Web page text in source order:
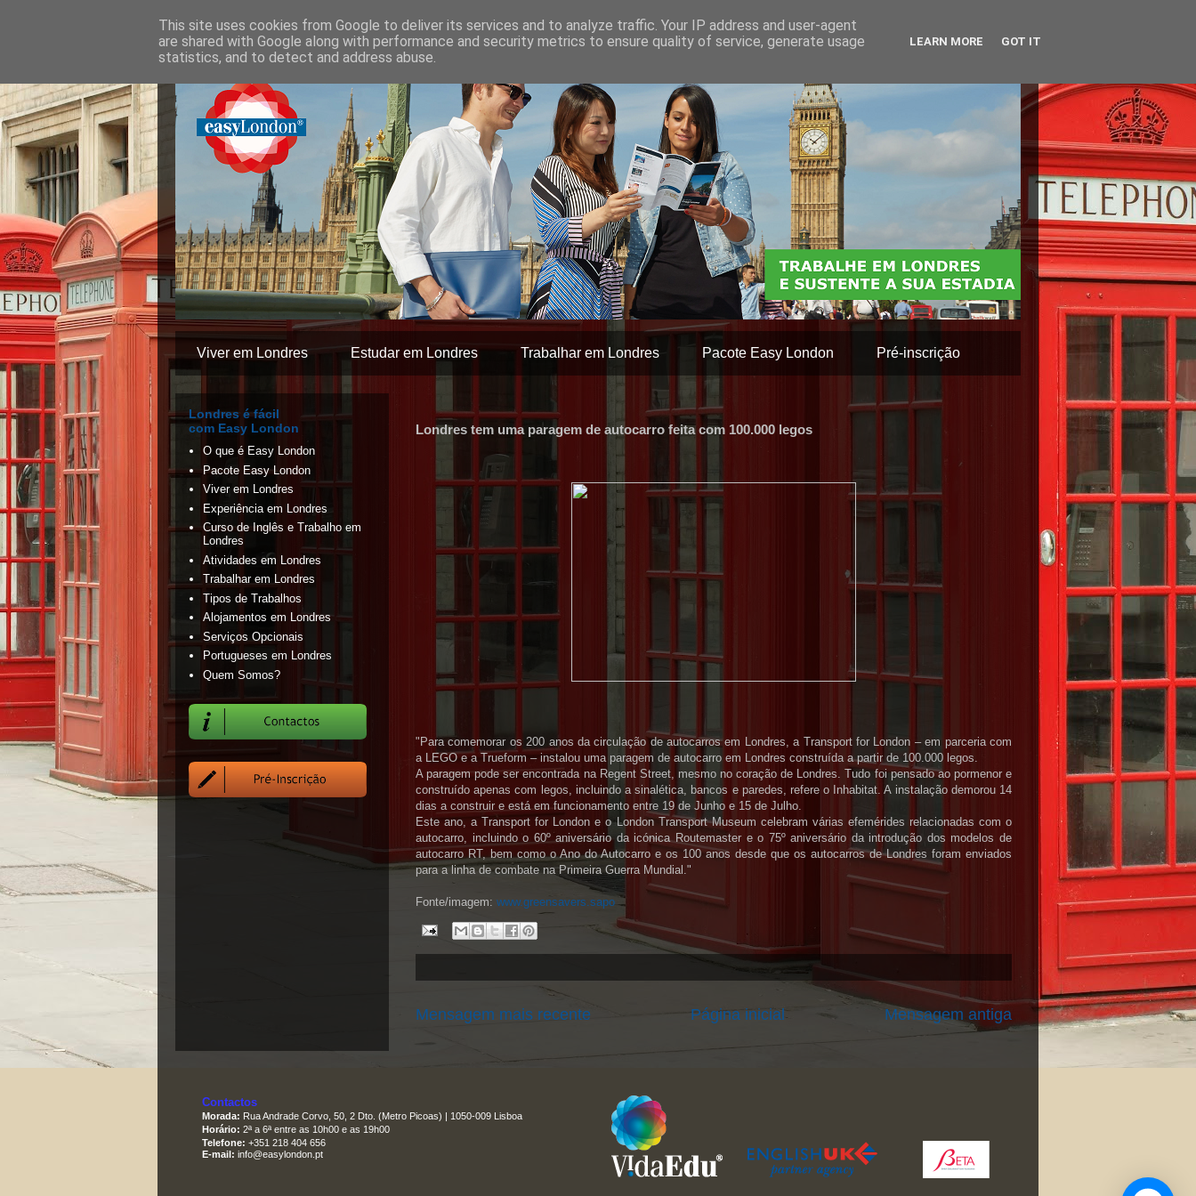
Viver em Londres Estudar em Londres Trabalhar em Londres Pacote Easy London Pré-inscrição
Londres tem uma paragem de autocarro feita com 100.000 legos
"Para comemorar os 200 anos da circulação de autocarros em Londres, a Transport for London – em parceria com
a LEGO e a Trueform – instalou uma paragem de autocarro em Londres construída a partir de 100.000 legos.
A paragem pode ser encontrada na Regent Street, mesmo no coração de Londres. Tudo foi pensado ao pormenor e
construído apenas com legos, incluindo a sinalética, bancos e paredes, refere o Inhabitat. A instalação demorou 14
dias a construir e está em funcionamento entre 19 de Junho e 15 de Julho.
Este ano, a Transport for London e o London Transport Museum celebram várias efemérides relacionadas com o
autocarro, incluindo o 60º aniversário da icónica Routemaster e o 75º aniversário da introdução dos modelos de
autocarro RT, bem como o Ano do Autocarro e os 100 anos desde que os autocarros de Londres foram enviados
para a linha de combate na Primeira Guerra Mundial."
Fonte/imagem: www.greensavers.sapo
Mensagem mais recente Mensagem antiga
Página inicial
Londres é fácil
com Easy London
O que é Easy London
Pacote Easy London
Viver em Londres
Experiência em Londres
Curso de Inglês e Trabalho em
Londres
Atividades em Londres
Trabalhar em Londres
Tipos de Trabalhos
Alojamentos em Londres
Serviços Opcionais
Portugueses em Londres
Quem Somos?
Contactos
Morada: Rua Andrade Corvo, 50, 2 Dto. (Metro Picoas) | 1050-009 Lisboa
Horário: 2ª a 6ª entre as 10h00 e as 19h00
Telefone: +351 218 404 656
E-mail: info@easylondon.pt
This site uses cookies from Google to deliver its services and to analyze traffic. Your IP address and user-agent
are shared with Google along with performance and security metrics to ensure quality of service, generate usage
statistics, and to detect and address abuse.
LEARN MORE GOT IT